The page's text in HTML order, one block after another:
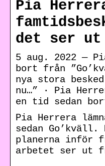
Pia
det ser ut
5 aug. 2022 —
bort från
nya stora
nu…” · Pia
en tid sedan
Pia Herrera
sedan Go’kväll.
planerna inför
arbetet ser ut